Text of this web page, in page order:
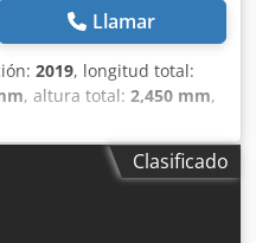
Llamar
2019, longitud total:
, altura total: 2,450 mm,
de fabricación: 2019 -
Marcado CE: Sí -
5025 CV - Altura
1550 - Anchura máxima
máxima de corte [mm]:
Clasificado